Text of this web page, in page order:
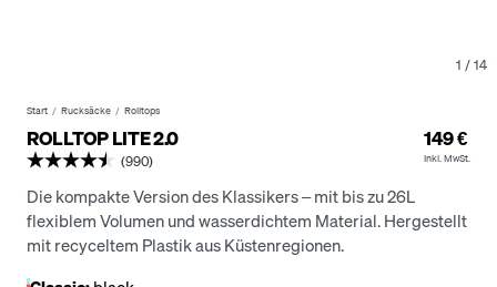
1 /14
Start Rucksäcke Rolltops
ROLLTOP LITE 2.0
(990)
149 €
Inkl. MwSt.
Die kompakte Version des Klassikers – mit bis zu 26L
flexiblem Volumen und wasserdichtem Material. Hergestellt
mit recyceltem Plastik aus Küstenregionen.